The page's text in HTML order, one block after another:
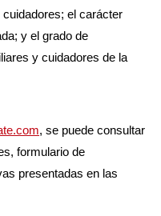
el carácter
y el grado de
y cuidadores de la
, se puede consultar
formulario de
presentadas en las